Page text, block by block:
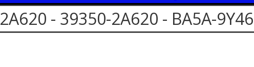
- 39350-2A620 - BA5A-